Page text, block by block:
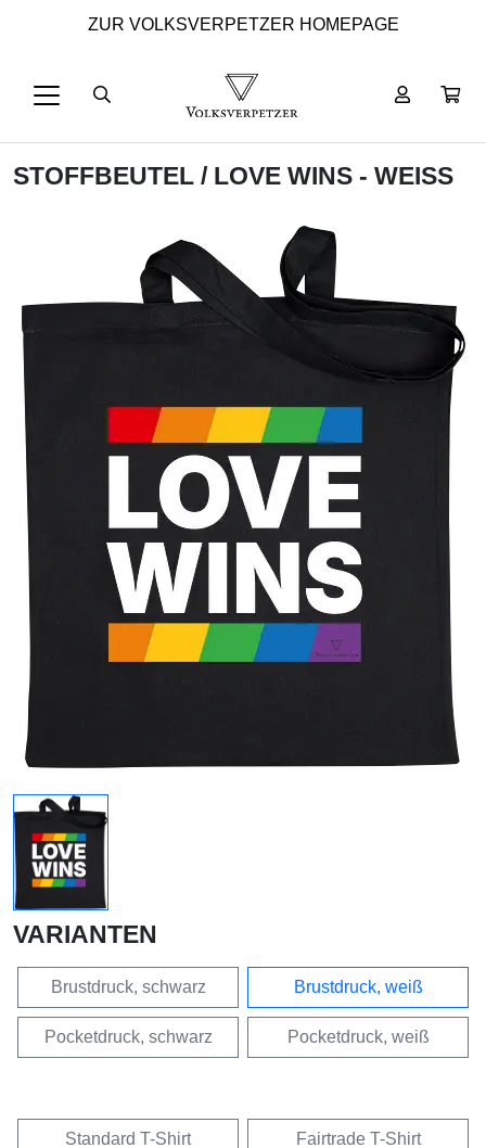
ZUR VOLKSVERPETZER HOMEPAGE
STOFFBEUTEL / LOVE WINS - WEISS
VARIANTEN
Brustdruck, schwarz Brustdruck, weiß
Pocketdruck, schwarz Pocketdruck, weiß
Standard T-Shirt Fairtrade T-Shirt